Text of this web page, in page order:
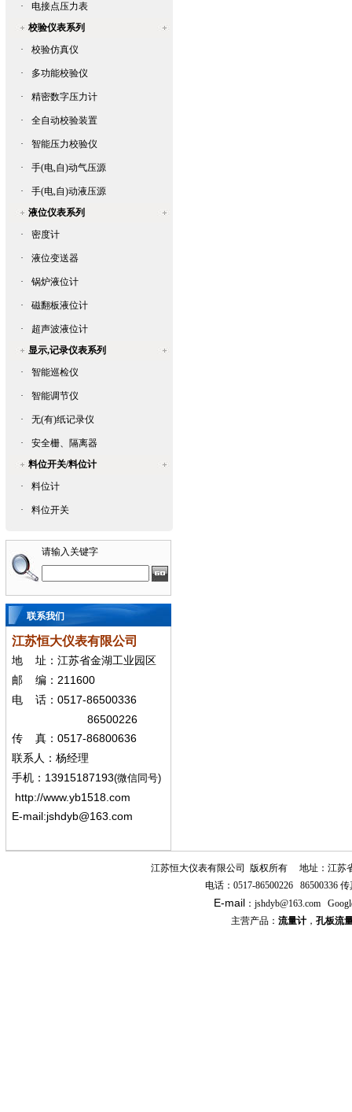
·
电接点压力表
校验仪表系列
·
校验仿真仪
· 多功能校验仪
· 精密数字压力计
· 全自动校验装置
· 智能压力校验仪
· 手(电,自)动气压源
·
手(电,自)动液压源
液位仪表系列
·
密度计
· 液位变送器
· 锅炉液位计
· 磁翻板液位计
·
超声波液位计
显示,记录仪表系列
·
智能巡检仪
· 智能调节仪
· 无(有)纸记录仪
·
安全栅、隔离器
料位开关/料位计
·
料位计
· 料位开关
请输入关键字
联系我们
江苏恒大仪表有限公司
地
址：江苏省金湖工业园区
邮
编： 211600
电 话： 0517-86500336
86500226
传 真： 0517-86800636
联系人：杨经理
手机 ： 13915187193(微信同号)
http://www.yb1518.com
E-mail:jshdyb@163.com
江苏恒大仪表有限公司 版权所有
地址：江苏
电话： 0517-86500226 86500336 传
E-mail ： jshdyb@163.com
主营产品： 流量计， 孔板流